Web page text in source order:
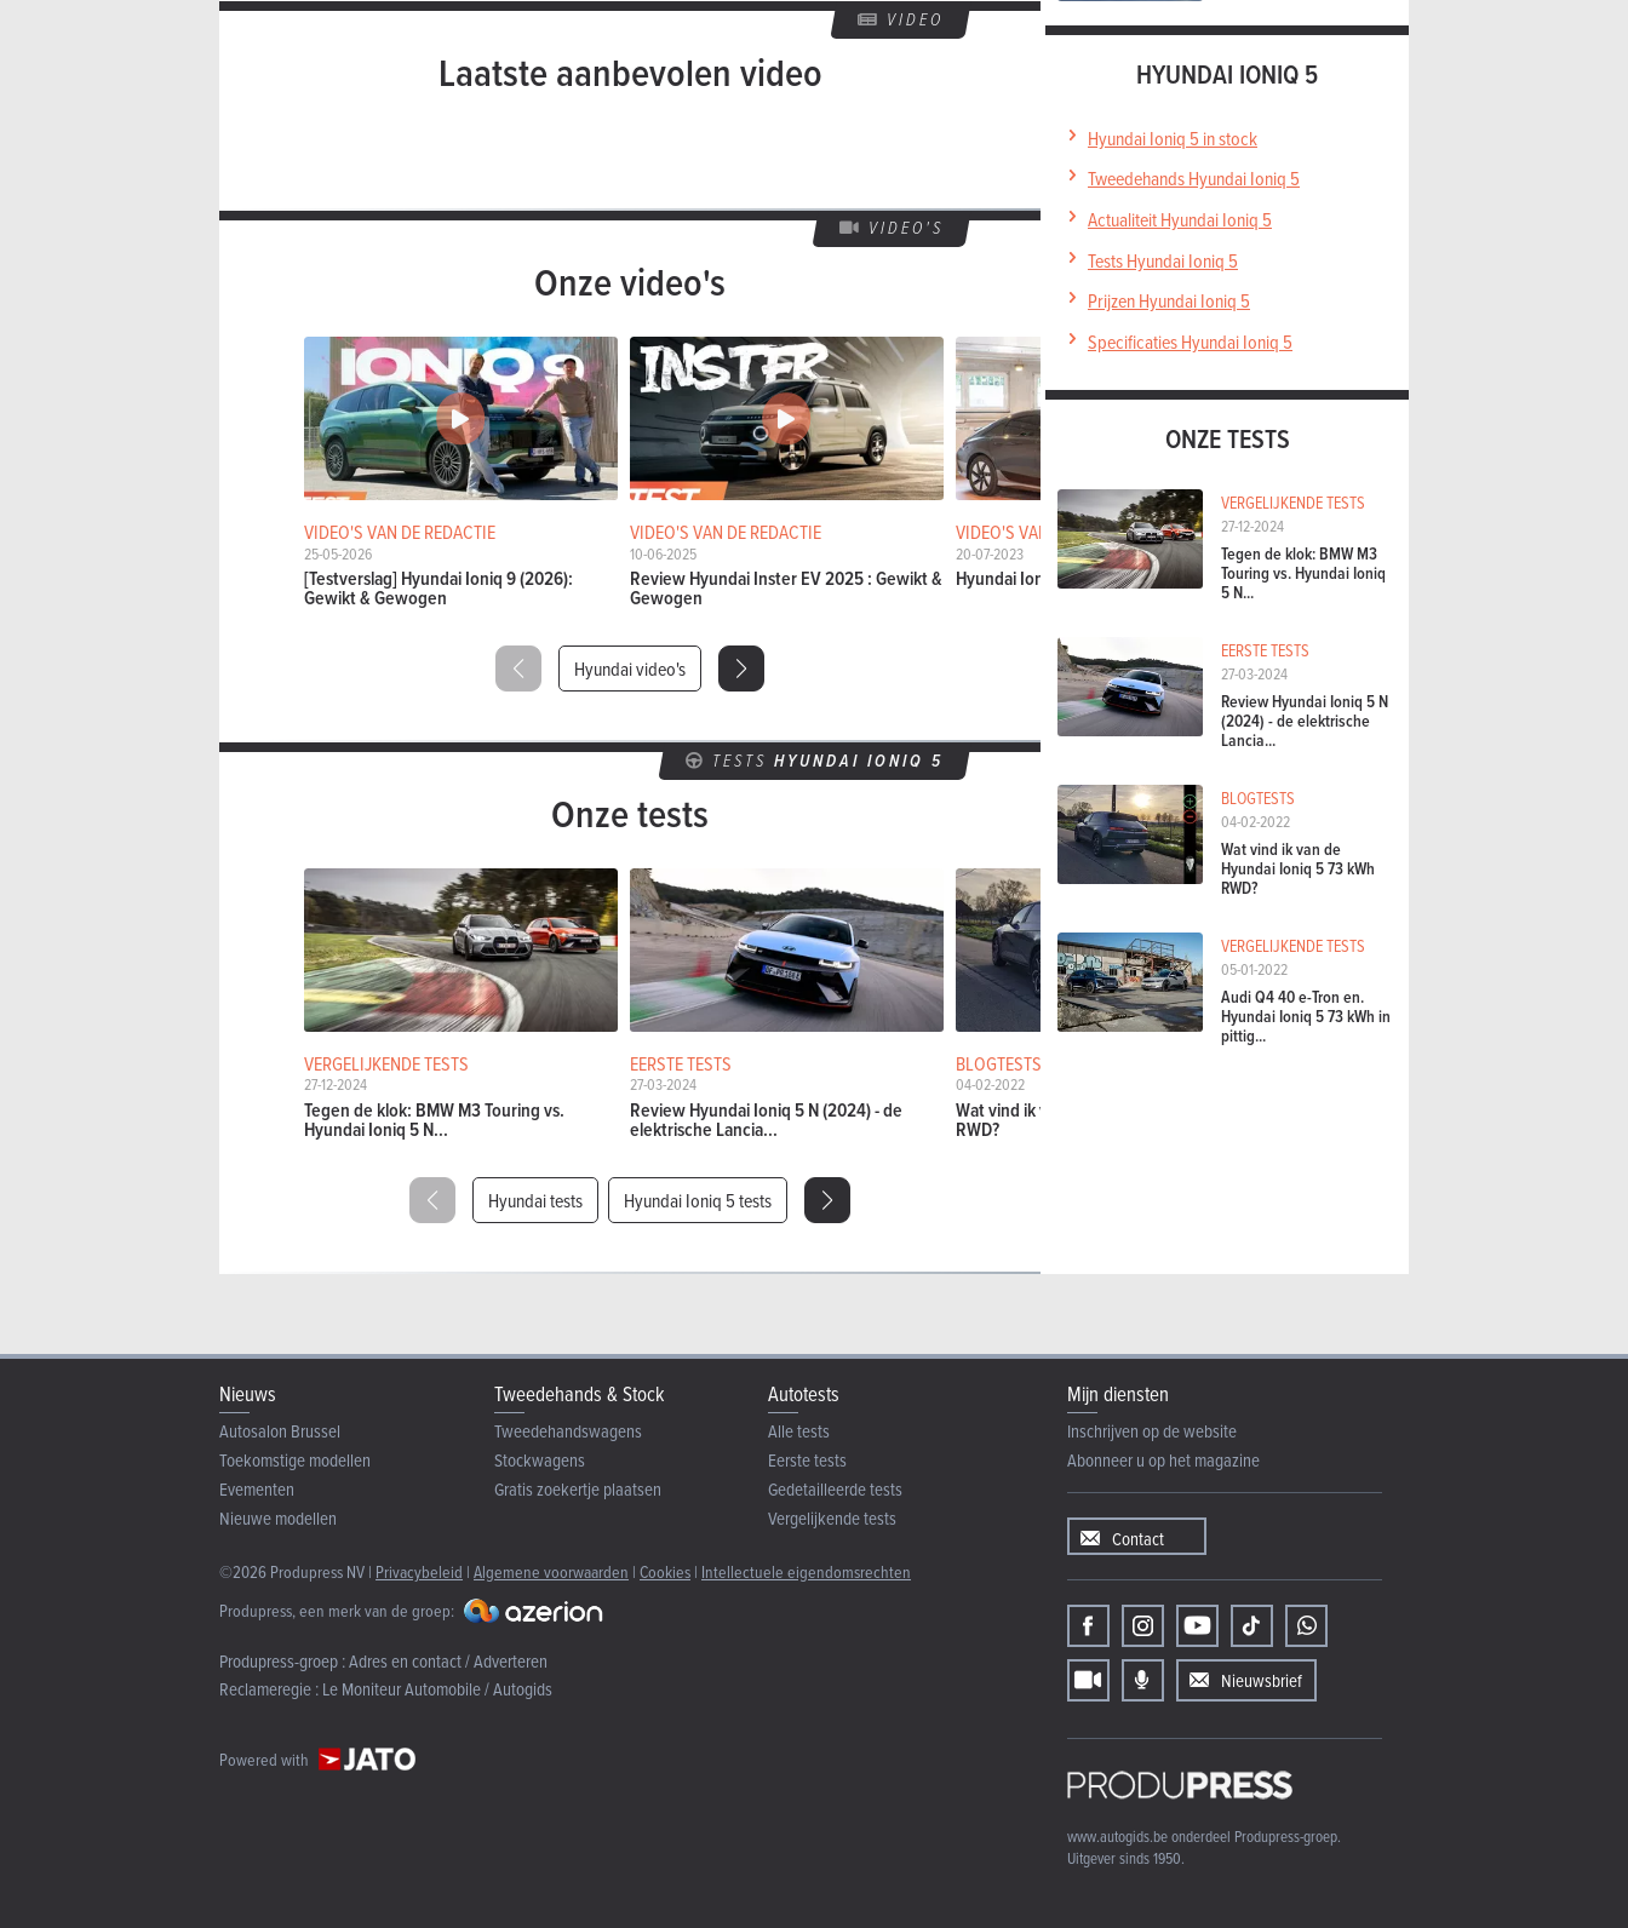
VIDEO
Laatste aanbevolen video
VIDEO'S
Onze video's
VIDEO'S VAN DE REDACTIE
25-05-2026
[Testverslag] Hyundai Ioniq 9 (2026):
Gewikt & Gewogen
VIDEO'S VAN DE REDACTIE
10-06-2025
Review Hyundai Inster EV 2025 : Gewikt &
Gewogen
VIDEO'S VAN DE REDACTIE
20-07-2023
Hyundai Ioniq 6 (2023) - detailtest
VIDEO'S VAN DE REDACTIE
06-04-2017
Hyundai i30
Hyundai video's
TESTS HYUNDAI IONIQ 5
Onze tests
VERGELIJKENDE TESTS
27-12-2024
Tegen de klok: BMW M3 Touring vs.
Hyundai Ioniq 5 N...
EERSTE TESTS
27-03-2024
Review Hyundai Ioniq 5 N (2024) - de
elektrische Lancia...
BLOGTESTS
04-02-2022
Wat vind ik van de Hyundai Ioniq 5 73 kWh
RWD?
Hyundai tests Hyundai Ioniq 5 tests
HYUNDAI IONIQ 5
Hyundai Ioniq 5 in stock
Tweedehands Hyundai Ioniq 5
Actualiteit Hyundai Ioniq 5
Tests Hyundai Ioniq 5
Prijzen Hyundai Ioniq 5
Specificaties Hyundai Ioniq 5
ONZE TESTS
VERGELIJKENDE TESTS
27-12-2024
Tegen de klok: BMW M3
Touring vs. Hyundai Ioniq
5 N...
EERSTE TESTS
27-03-2024
Review Hyundai Ioniq 5 N
(2024) - de elektrische
Lancia...
BLOGTESTS
04-02-2022
Wat vind ik van de
Hyundai Ioniq 5 73 kWh
RWD?
VERGELIJKENDE TESTS
05-01-2022
Audi Q4 40 e-Tron en.
Hyundai Ioniq 5 73 kWh in
pittig...
Nieuws
Autosalon Brussel
Toekomstige modellen
Evementen
Nieuwe modellen
Tweedehands & Stock
Tweedehandswagens
Stockwagens
Gratis zoekertje plaatsen
Autotests
Alle tests
Eerste tests
Gedetailleerde tests
Vergelijkende tests
©2026 Produpress NV | Privacybeleid | Algemene voorwaarden | Cookies | Intellectuele eigendomsrechten
Produpress, een merk van de groep:
Produpress-groep :Adres en contact / Adverteren
Reclameregie :Le Moniteur Automobile / Autogids
Powered with
Mijn diensten
Inschrijven op de website
Abonneer u op het magazine
Contact
Nieuwsbrief
www.autogids.be onderdeel Produpress-groep.
Uitgever sinds 1950.